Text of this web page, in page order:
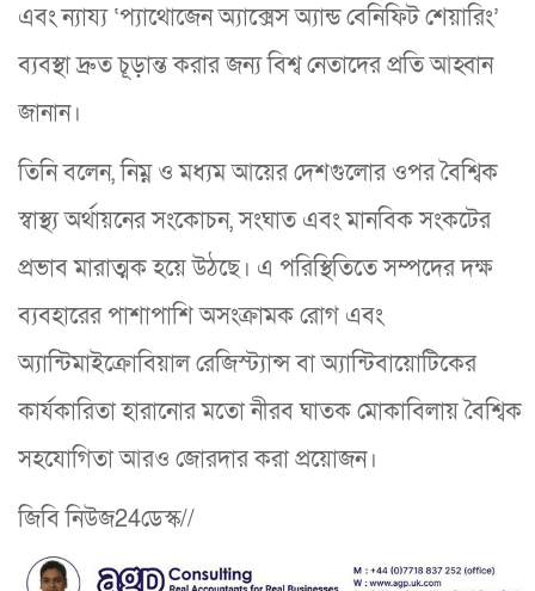
এবং ন্যায্য ‘প্যাথোজেন অ্যাক্সেস অ্যান্ড বেনিফিট শেয়ারিং’
ব্যবস্থা দ্রুত চূড়ান্ত করার জন্য বিশ্ব নেতাদের প্রতি আহ্বান
জানান।
তিনি বলেন, নিম্ন ও মধ্যম আয়ের দেশগুলোর ওপর বৈশ্বিক
স্বাস্থ্য অর্থায়নের সংকোচন, সংঘাত এবং মানবিক সংকটের
প্রভাব মারাত্মক হয়ে উঠছে। এ পরিস্থিতিতে সম্পদের দক্ষ
ব্যবহারের পাশাপাশি অসংক্রামক রোগ এবং
অ্যান্টিমাইক্রোবিয়াল রেজিস্ট্যান্স বা অ্যান্টিবায়োটিকের
কার্যকারিতা হারানোর মতো নীরব ঘাতক মোকাবিলায় বৈশ্বিক
সহযোগিতা আরও জোরদার করা প্রয়োজন।
জিবি নিউজ24ডেস্ক//